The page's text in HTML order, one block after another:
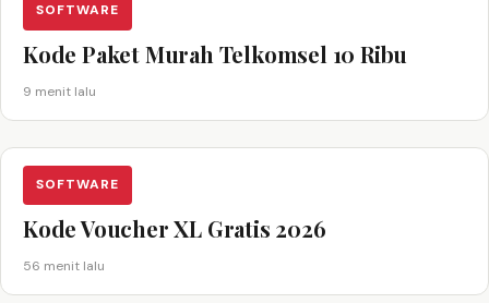
SOFTWARE
Kode Paket Murah Telkomsel 10 Ribu
9 menit lalu
SOFTWARE
Kode Voucher XL Gratis 2026
56 menit lalu